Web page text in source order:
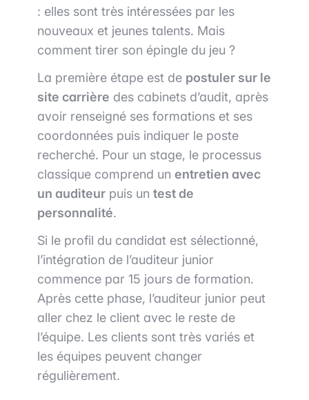
: elles sont très intéressées par les
nouveaux et jeunes talents. Mais
comment tirer son épingle du jeu ?
La première étape est de postuler sur le
site carrière des cabinets d’audit, après
avoir renseigné ses formations et ses
coordonnées puis indiquer le poste
recherché. Pour un stage, le processus
classique comprend un entretien avec
un auditeur puis un test de
personnalité.
Si le profil du candidat est sélectionné,
l’intégration de l’auditeur junior
commence par 15 jours de formation.
Après cette phase, l’auditeur junior peut
aller chez le client avec le reste de
l’équipe. Les clients sont très variés et
les équipes peuvent changer
régulièrement.